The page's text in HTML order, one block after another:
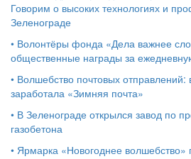
Говорим о высоких технологиях и
Зеленограде
• Волонтёры фонда «Дела важнее
общественные награды за
• Волшебство почтовых отправлений:
заработала «Зимняя почта»
• В Зеленограде открылся завод по
газобетона
• Ярмарка «Новогоднее волшебство»